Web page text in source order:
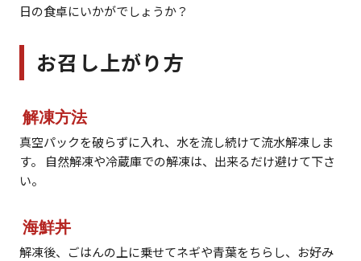
日の食卓にいかがでしょうか？
お召し上がり方
解凍方法
真空パックを破らずに入れ、水を流し続けて流水解凍しま
す。 自然解凍や冷蔵庫での解凍は、出来るだけ避けて下さ
い。
海鮮丼
解凍後、ごはんの上に乗せてネギや青葉をちらし、お好み